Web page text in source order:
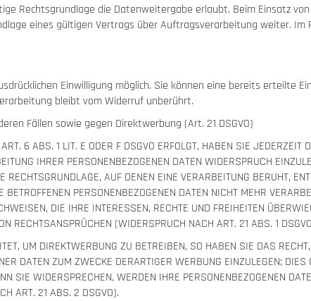
Rechtsgrundlage die Datenweitergabe erlaubt. Beim Einsatz
eines gültigen Vertrags über Auftragsverarbeitung weiter. Im
Einwilligung möglich. Sie können eine bereits erteilte
bleibt vom Widerruf unberührt.
Fällen sowie gegen Direktwerbung (Art. 21 DSGVO)
6 ABS. 1 LIT. E ODER F DSGVO ERFOLGT, HABEN SIE
IHRER PERSONENBEZOGENEN DATEN WIDERSPRUCH
AUF DENEN EINE VERARBEITUNG BERUHT,
PERSONENBEZOGENEN DATEN NICHT MEHR
DIE IHRE INTERESSEN, RECHTE UND FREIHEITEN
RECHTSANSPRÜCHEN (WIDERSPRUCH NACH ART. 21 ABS. 1
UM DIREKTWERBUNG ZU BETREIBEN, SO HABEN SIE DAS
DATEN ZUM ZWECKE DERARTIGER WERBUNG EINZULEGEN;
SIE WIDERSPRECHEN, WERDEN IHRE PERSONENBEZOGENEN
ART. 21 ABS. 2 DSGVO).